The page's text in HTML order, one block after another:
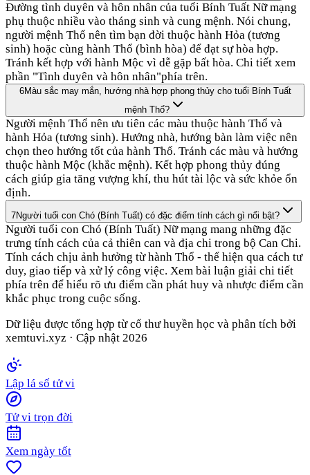
Đường tình duyên và hôn nhân của tuổi Bính Tuất Nữ mạng
phụ thuộc nhiều vào tháng sinh và cung mệnh. Nói chung,
người mệnh Thổ nên tìm bạn đời thuộc hành Hỏa (tương
sinh) hoặc cùng hành Thổ (bình hòa) để đạt sự hòa hợp.
Tránh kết hợp với hành Mộc vì dễ gặp bất hòa. Chi tiết xem
phần "Tình duyên và hôn nhân"phía trên.
6Màu sắc may mắn, hướng nhà hợp phong thủy cho tuổi Bính Tuất
mệnh Thổ?
Người mệnh Thổ nên ưu tiên các màu thuộc hành Thổ và
hành Hỏa (tương sinh). Hướng nhà, hướng bàn làm việc nên
chọn theo hướng tốt của hành Thổ. Tránh các màu và hướng
thuộc hành Mộc (khắc mệnh). Kết hợp phong thủy đúng
cách giúp gia tăng vượng khí, thu hút tài lộc và sức khỏe ổn
định.
7Người tuổi con Chó (Bính Tuất) có đặc điểm tính cách gì nổi bật?
Người tuổi con Chó (Bính Tuất) Nữ mạng mang những đặc
trưng tính cách của cả thiên can và địa chi trong bộ Can Chi.
Tính cách chịu ảnh hưởng từ hành Thổ - thể hiện qua cách tư
duy, giao tiếp và xử lý công việc. Xem bài luận giải chi tiết
phía trên để hiểu rõ ưu điểm cần phát huy và nhược điểm cần
khắc phục trong cuộc sống.
Dữ liệu được tổng hợp từ cổ thư huyền học và phân tích bởi
xemtuvi.xyz · Cập nhật 2026
Lập lá số tử vi
Tử vi trọn đời
Xem ngày tốt